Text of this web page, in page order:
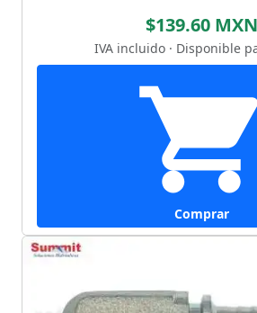
$139.60 MXN
IVA incluido · Disponible
Comprar